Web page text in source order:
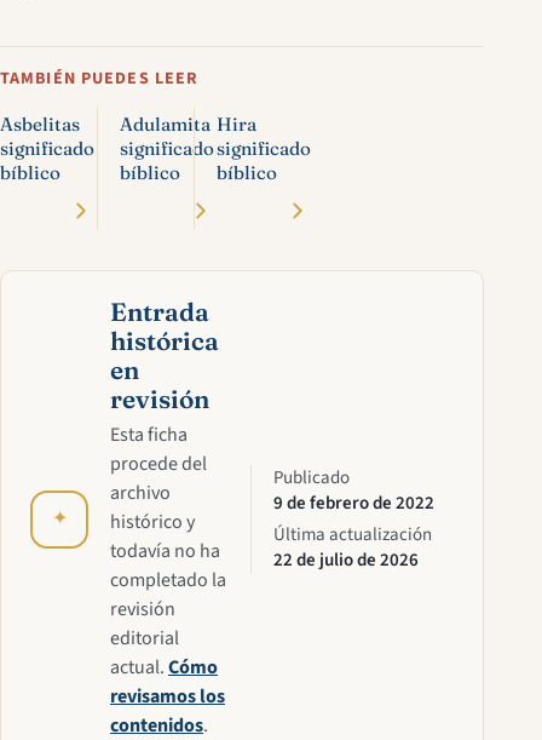
TAMBIÉN PUEDES LEER
Asbelitas
significado
bíblico
Adulamita
significado
bíblico
Hira
significado
bíblico
✦
Entrada
histórica
en
revisión
Esta ficha
procede del
archivo
histórico y
todavía no ha
completado la
revisión
editorial
actual.Cómo
revisamos los
contenidos.
Publicado
9 de febrero de 2022
Última actualización
22 de julio de 2026